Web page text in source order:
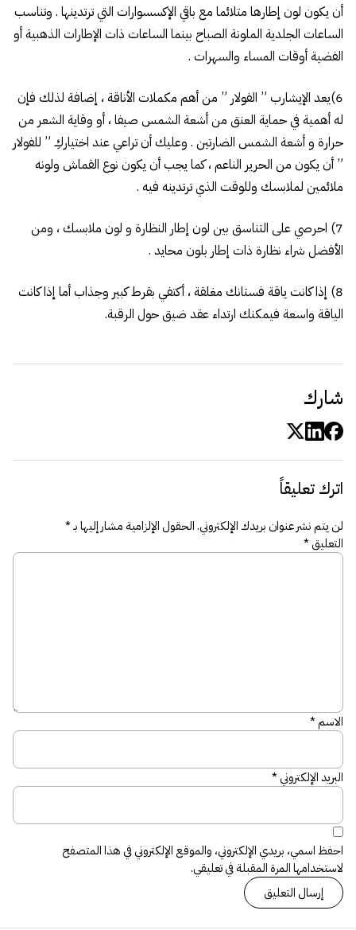
أن يكون لون إطارها متلائما مع باقي الإكسسوارات التي ترتدينها . وتناسب
الساعات الجلدية الملونة الصباح بينما الساعات ذات الإطارات الذهبية أو
الفضية أوقات المساء والسهرات .
6)يعد الإيشارب ” الفولار ” من أهم مكملات الأناقة ، إضافة لذلك فإن
له أهمية في حماية العنق من أشعة الشمس صيفا ، أو وقاية الشعر من
حرارة و أشعة الشمس الضارتين . وعليك أن تراعي عند اختياركِ ” للفولار
” أن يكون من الحرير الناعم ، كما يجب أن يكون نوع القماش ولونه
ملائمين لملابسك وللوقت الذي ترتدينه فيه .
7) احرصي على التناسق بين لون إطار النظارة و لون ملابسك ، ومن
الأفضل شراء نظارة ذات إطار بلون محايد .
8) إذا كانت ياقة فستانك مغلقة ، أكتفي بقرط كبير وجذاب أما إذا كانت
الياقة واسعة فيمكنك ارتداء عقد ضيق حول الرقبة.
شارك
اترك تعليقاً
لن يتم نشر عنوان بريدك الإلكتروني.الحقول الإلزامية مشار إليها بـ*
التعليق*
الاسم*
البريد الإلكتروني*
احفظ اسمي، بريدي الإلكتروني، والموقع الإلكتروني في هذا المتصفح
لاستخدامها المرة المقبلة في تعليقي.